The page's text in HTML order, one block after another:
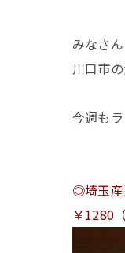
みなさ
川口市
今週も
◎埼玉産
￥1280